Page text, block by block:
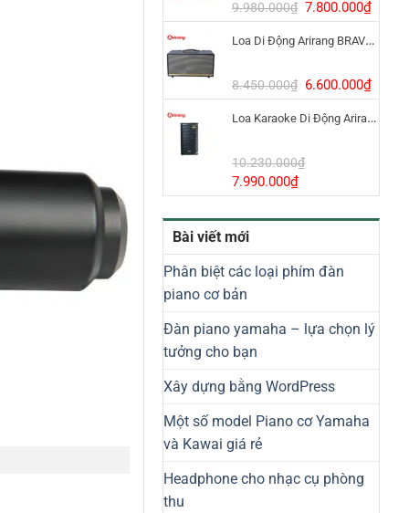
8.800.000₫.
9.980.000₫ Giá
gốc
là:
7.800.000₫Giá
hiện
tại
Loa Di Động Arirang BRAVO 8 800W Có Micro
8.450.000₫ Giá
gốc
là:
6.600.000₫Giá
hiện
tại
Loa Karaoke Di Động Arirang EDGE-X Model I
10.230.000₫
Giá
gốc
là:
10.230.000₫.
7.990.000₫Giá
hiện
tại
7.990.000₫.
Bài viết mới
Phân biệt các loại phím đàn
piano cơ bản
Đàn piano yamaha – lựa chọn lý
tưởng cho bạn
Xây dựng bằng WordPress
Một số model Piano cơ Yamaha
và Kawai giá rẻ
Headphone cho nhạc cụ phòng
thu